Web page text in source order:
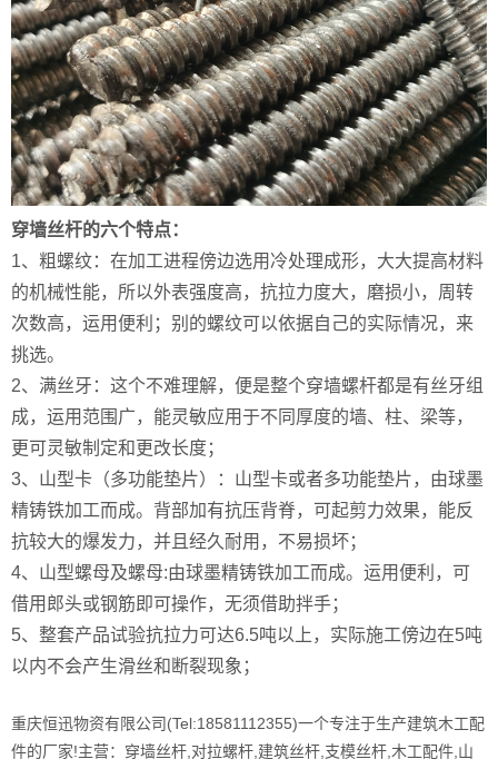
穿墙丝杆的六个特点：
1、粗螺纹：在加工进程傍边选用冷处理成形，大大提高材料
的机械性能，所以外表强度高，抗拉力度大，磨损小，周转
次数高，运用便利；别的螺纹可以依据自己的实际情况，来
挑选。
2、满丝牙：这个不难理解，便是整个穿墙螺杆都是有丝牙组
成，运用范围广，能灵敏应用于不同厚度的墙、柱、梁等，
更可灵敏制定和更改长度；
3、山型卡（多功能垫片）：山型卡或者多功能垫片，由球墨
精铸铁加工而成。背部加有抗压背脊，可起剪力效果，能反
抗较大的爆发力，并且经久耐用，不易损坏；
4、山型螺母及螺母:由球墨精铸铁加工而成。运用便利，可
借用郎头或钢筋即可操作，无须借助拌手；
5、整套产品试验抗拉力可达6.5吨以上，实际施工傍边在5吨
以内不会产生滑丝和断裂现象；
重庆恒迅物资有限公司(Tel:18581112355)一个专注于生产建筑木工配
件的厂家!主营：穿墙丝杆,对拉螺杆,建筑丝杆,支模丝杆,木工配件,山